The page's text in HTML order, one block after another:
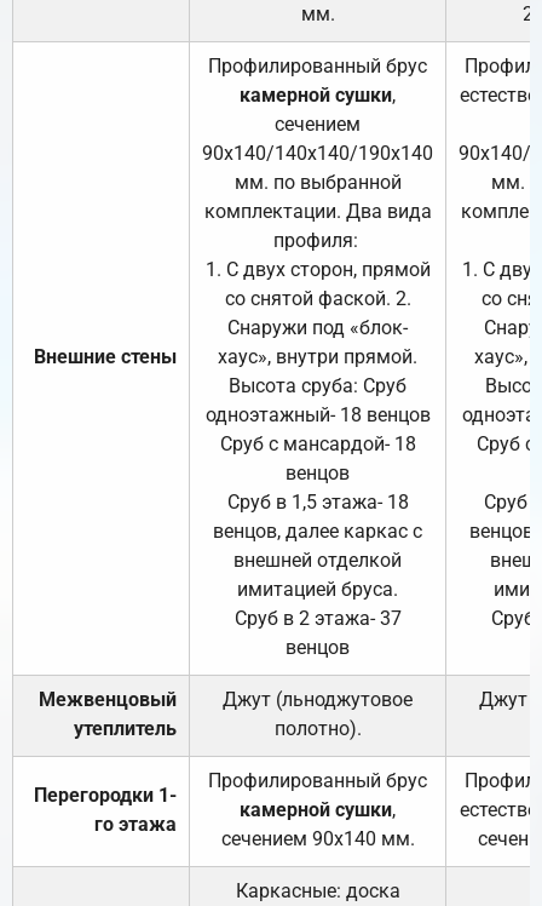
мм.
Внешние стены
Профилированный брус
камерной сушки,
сечением
90х140/140х140/190х140
мм. по выбранной
комплектации. Два вида
профиля:
1. С двух сторон, прямой
со снятой фаской. 2.
Снаружи под «блок-
хаус», внутри прямой.
Высота сруба: Сруб
одноэтажный- 18 венцов
Сруб с мансардой- 18
венцов
Сруб в 1,5 этажа- 18
венцов, далее каркас с
внешней отделкой
имитацией бруса.
Сруб в 2 этажа- 37
венцов
90х140/
мм.
1. С
со
хаус»,
Сруб с
Сруб
Сруб
Межвенцовый
утеплитель
Джут (льноджутовое
полотно).
Джут
Перегородки 1-
го этажа
Профилированный брус
камерной сушки,
сечением 90х140 мм.
Каркасные: доска